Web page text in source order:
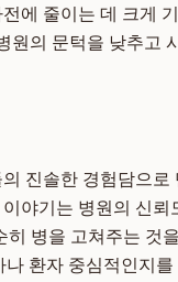
에 줄이는 데 크게
원의 문턱을 낮추고
진솔한 경험담으
야기는 병원의 신
병을 고쳐주는 것
환자 중심적인지